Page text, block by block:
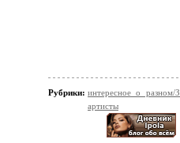
Рубрики: интересное о
артисты